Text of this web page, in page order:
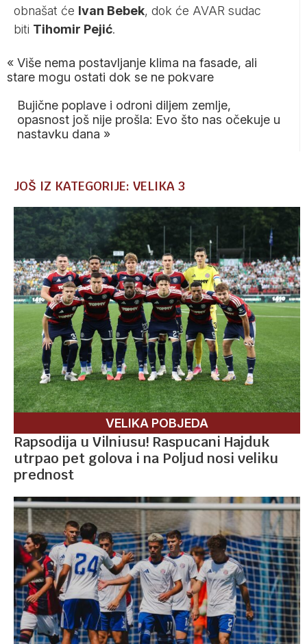
obnašat će Ivan Bebek, dok će AVAR sudac
biti Tihomir Pejić.
« Više nema postavljanje klima na fasade, ali
stare mogu ostati dok se ne pokvare
Bujične poplave i odroni diljem zemlje,
opasnost još nije prošla: Evo što nas očekuje u
nastavku dana »
JOŠ IZ KATEGORIJE: VELIKA 3
VELIKA POBJEDA
Rapsodija u Vilniusu! Raspucani Hajduk
utrpao pet golova i na Poljud nosi veliku
prednost